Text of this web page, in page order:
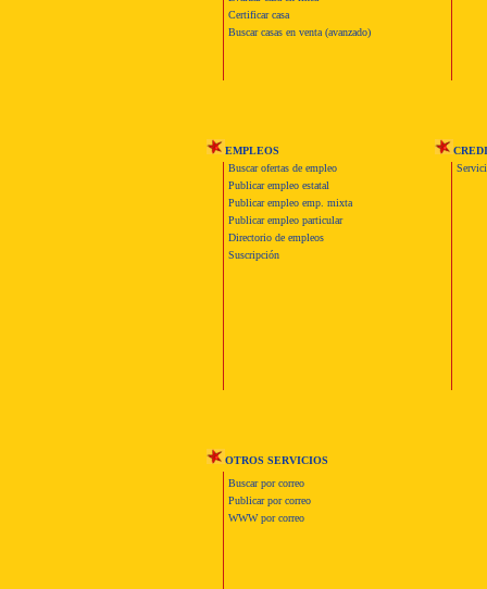
Certificar casa
Buscar casas en venta (avanzado)
EMPLEOS
Buscar ofertas de empleo
Publicar empleo estatal
Publicar empleo emp. mixta
Publicar empleo particular
Directorio de empleos
Suscripción
OTROS SERVICIOS
Buscar por correo
Publicar por correo
WWW por correo